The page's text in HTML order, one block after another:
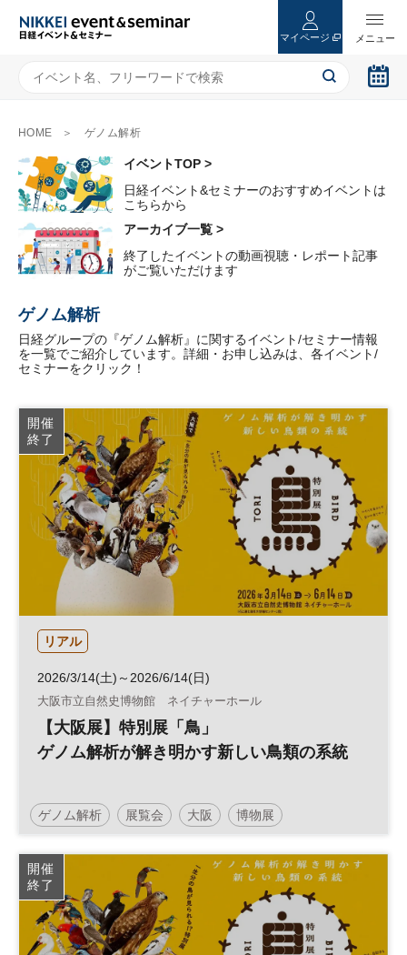
マイページ
HOME ゲノム解析
イベントTOP >
日経イベント&セミナーのおすすめイベントは
こちらから
アーカイブ一覧 >
終了したイベントの動画視聴・レポート記事
がご覧いただけます
ゲノム解析
日経グループの『ゲノム解析』に関するイベント/セミナー情報
を一覧でご紹介しています。詳細・お申し込みは、各イベント/
セミナーをクリック！
開催
終了
リアル
2026/3/14(土)～2026/6/14(日)
大阪市立自然史博物館 ネイチャーホール
【大阪展】特別展「鳥」
ゲノム解析が解き明かす新しい鳥類の系統
ゲノム解析 展覧会 大阪 博物展
開催
終了